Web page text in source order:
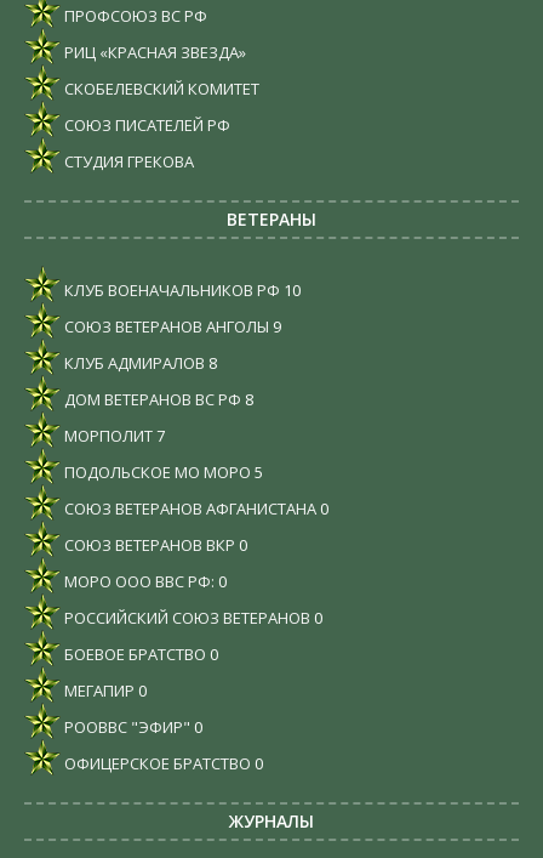
ПРОФСОЮЗ ВС РФ
РИЦ «КРАСНАЯ ЗВЕЗДА»
СКОБЕЛЕВСКИЙ КОМИТЕТ
СОЮЗ ПИСАТЕЛЕЙ РФ
СТУДИЯ ГРЕКОВА
ВЕТЕРАНЫ
КЛУБ ВОЕНАЧАЛЬНИКОВ РФ 10
СОЮЗ ВЕТЕРАНОВ АНГОЛЫ 9
КЛУБ АДМИРАЛОВ 8
ДОМ ВЕТЕРАНОВ ВС РФ 8
МОРПОЛИТ7
ПОДОЛЬСКОЕ МО МОРО 5
СОЮЗ ВЕТЕРАНОВ АФГАНИСТАНА 0
СОЮЗ ВЕТЕРАНОВ ВКР 0
МОРО ООО ВВС РФ: 0
РОССИЙСКИЙ СОЮЗ ВЕТЕРАНОВ 0
БОЕВОЕ БРАТСТВО 0
МЕГАПИР 0
РООВВС "ЭФИР" 0
ОФИЦЕРСКОЕ БРАТСТВО 0
ЖУРНАЛЫ